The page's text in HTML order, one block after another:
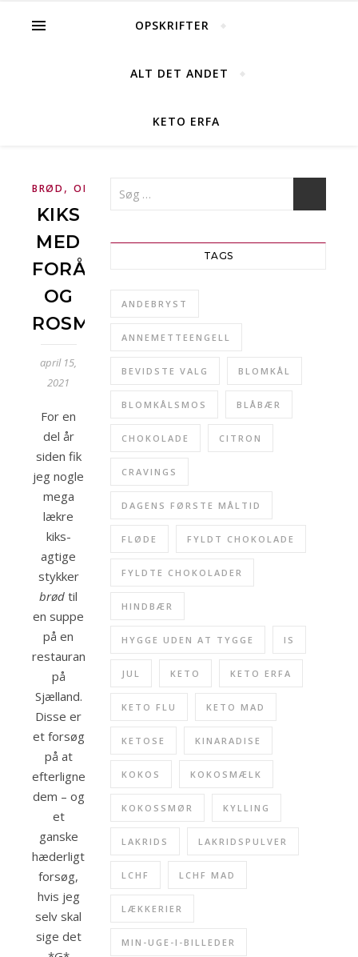
OPSKRIFTER
ALT DET ANDET
KETO ERFA
BRØD , OPSKRIFTER
KIKS
MED
FORÅRSLØG
OG
ROSMARIN
april 15,
2021
For en
del år
siden fik
jeg nogle
mega
lækre
kiks-
agtige
stykker
brød til
en suppe
på en
restaurant
på
Sjælland.
Disse er
et forsøg
på at
efterligne
dem – og
et
ganske
hæderligt
forsøg,
hvis jeg
selv skal
sige det
TAGS
ANDEBRYST
ANNEMETTEENGELL
BEVIDSTE VALG BLOMKÅL
BLOMKÅLSMOS BLÅBÆR
CHOKOLADE CITRON
CRAVINGS
DAGENS FØRSTE MÅLTID
FLØDE FYLDT CHOKOLADE
FYLDTE CHOKOLADER
HINDBÆR
HYGGE UDEN AT TYGGE IS
JUL KETO KETO ERFA
KETO FLU KETO MAD
KETOSE KINARADISE
KOKOS KOKOSMÆLK
KOKOSSMØR KYLLING
LAKRIDS LAKRIDSPULVER
LCHF LCHF MAD
LÆKKERIER
MIN-UGE-I-BILLEDER